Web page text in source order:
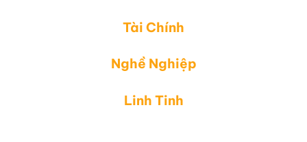
Tài Chính
Nghề Nghiệp
Linh Tinh